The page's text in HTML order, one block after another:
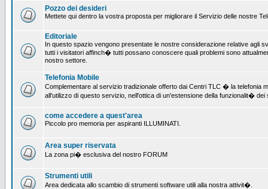
Pozzo dei desideri
Mettete qui dentro la vostra proposta per migliorare il Servizio delle nostre
Editoriale
In questo spazio vengono presentate le nostre considerazione relative agli
tutti i visitatori affinch� tutti possano conoscere quali problemi sono
nostro settore.
Telefonia Mobile
Complementare al servizio tradizionale offerto dai Centri TLC � la telefonia
all'utilizzo di questo servizio, nell'ottica di un'estensione della funzionalit�
come accedere a quest'area
Piccolo pro memoria per aspiranti ILLUMINATI.
Area super riservata
La zona pi� esclusiva del nostro FORUM
Strumenti utili
Area dedicata allo scambio di strumenti software utili alla nostra attivit�.